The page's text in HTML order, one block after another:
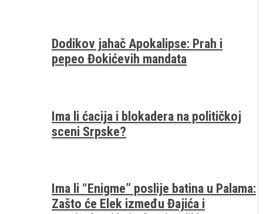
Dodikov jahač Apokalipse: Prah i
pepeo Đokićevih mandata
Ima li ćacija i blokadera na političkoj
sceni Srpske?
Ima li “Enigme” poslije batina u Palama:
Zašto će Elek između Đajića i